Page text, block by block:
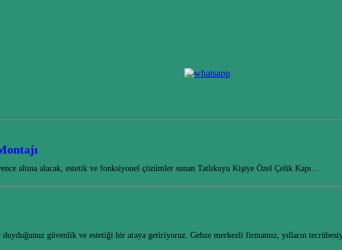
altına alacak, estetik ve fonksiyonel çözümler sunan Tatlıkuyu Kişiye Özel Çelik Kapı…
güvenlik ve estetiği bir araya getiriyoruz. Gebze merkezli firmamız, yılların